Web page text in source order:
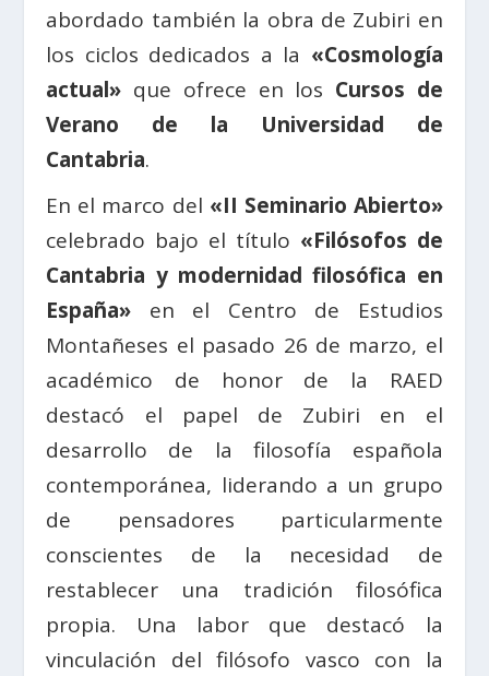
abordado también la obra de Zubiri en
los ciclos dedicados a la «Cosmología
actual» que ofrece en los Cursos de
Verano de la Universidad de
Cantabria.
En el marco del «II Seminario Abierto»
celebrado bajo el título «Filósofos de
Cantabria y modernidad filosófica en
España» en el Centro de Estudios
Montañeses el pasado 26 de marzo, el
académico de honor de la RAED
destacó el papel de Zubiri en el
desarrollo de la filosofía española
contemporánea, liderando a un grupo
de pensadores particularmente
conscientes de la necesidad de
restablecer una tradición filosófica
propia. Una labor que destacó la
vinculación del filósofo vasco con la